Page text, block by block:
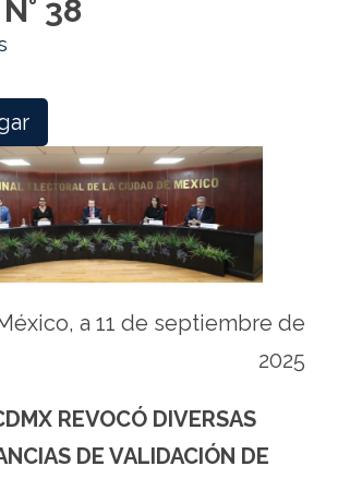
38
a 11 de septiembre de
2025
REVOCÓ DIVERSAS
DE VALIDACIÓN DE